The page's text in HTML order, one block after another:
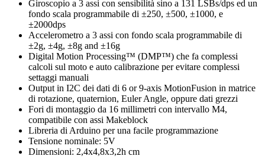
Giroscopio a 3 assi con sensibilità sino a 131 LSBs/dps ed un
fondo scala programmabile di ±250, ±500, ±1000, e
±2000dps
Accelerometro a 3 assi con fondo scala programmabile di
±2g, ±4g, ±8g and ±16g
Digital Motion Processing™ (DMP™) che fa complessi
calcoli sul moto e auto calibrazione per evitare complessi
settaggi manuali
Output in I2C dei dati di 6 or 9-axis MotionFusion in matrice
di rotazione, quaternion, Euler Angle, oppure dati grezzi
Fori di montaggio da 16 millimetri con intervallo M4,
compatibile con assi Makeblock
Libreria di Arduino per una facile programmazione
Tensione nominale: 5V
Dimensioni: 2,4x4,8x3,2h cm